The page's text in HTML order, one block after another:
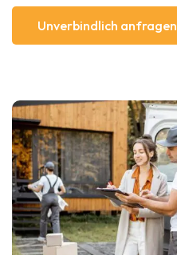
Unverbindlich anfragen